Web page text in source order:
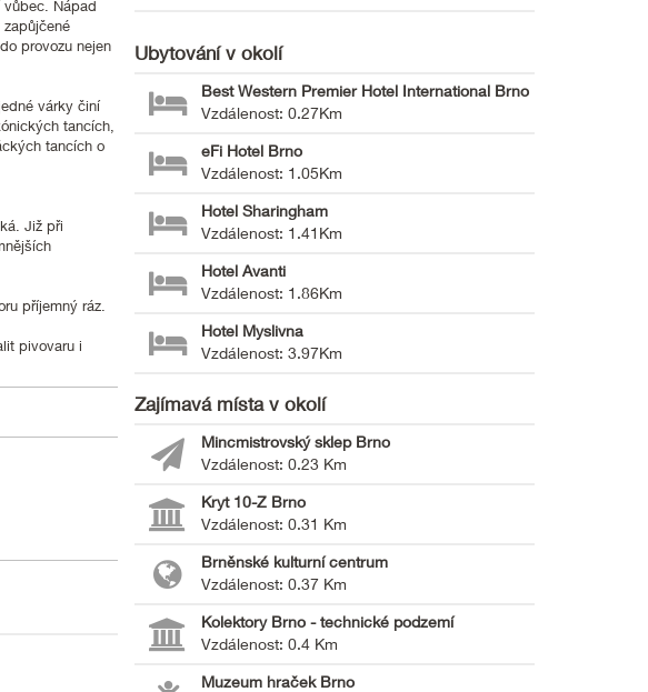
Nápad
provozu nejen
várky činí
tancích,
tancích o
Již při
příjemný ráz.
pivovaru i
Ubytování v okolí
Best Western Premier Hotel International Brno
Vzdálenost: 0.27Km
eFi Hotel Brno
Vzdálenost: 1.05Km
Hotel Sharingham
Vzdálenost: 1.41Km
Hotel Avanti
Vzdálenost: 1.86Km
Hotel Myslivna
Vzdálenost: 3.97Km
Zajímavá místa v okolí
Mincmistrovský sklep Brno
Vzdálenost: 0.23 Km
Kryt 10-Z Brno
Vzdálenost: 0.31 Km
Brněnské kulturní centrum
Vzdálenost: 0.37 Km
Kolektory Brno - technické podzemí
Vzdálenost: 0.4 Km
Muzeum hraček Brno